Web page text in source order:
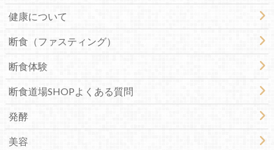
健康について
断食（ファスティング）
断食体験
断食道場SHOPよくある質問
発酵
美容